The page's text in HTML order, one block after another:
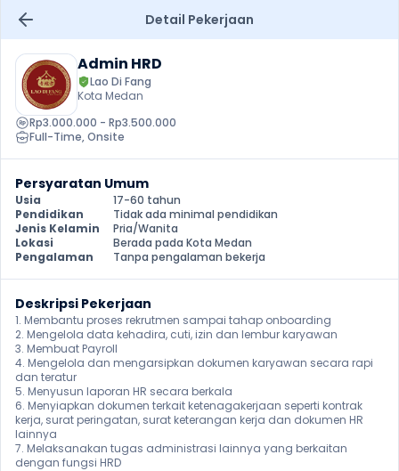
Detail Pekerjaan
Admin HRD
Lao Di Fang
Kota Medan
Rp3.000.000 - Rp3.500.000
Full-Time, Onsite
Persyaratan Umum
Usia
17-60 tahun
Pendidikan
Tidak ada minimal pendidikan
Jenis Kelamin
Pria/Wanita
Lokasi
Berada pada Kota Medan
Pengalaman
Tanpa pengalaman bekerja
Deskripsi Pekerjaan
1. Membantu proses rekrutmen sampai tahap onboarding
2. Mengelola data kehadira, cuti, izin dan lembur karyawan
3. Membuat Payroll
4. Mengelola dan mengarsipkan dokumen karyawan secara rapi
dan teratur
5. Menyusun laporan HR secara berkala
6. Menyiapkan dokumen terkait ketenagakerjaan seperti kontrak
kerja, surat peringatan, surat keterangan kerja dan dokumen HR
lainnya
7. Melaksanakan tugas administrasi lainnya yang berkaitan
dengan fungsi HRD